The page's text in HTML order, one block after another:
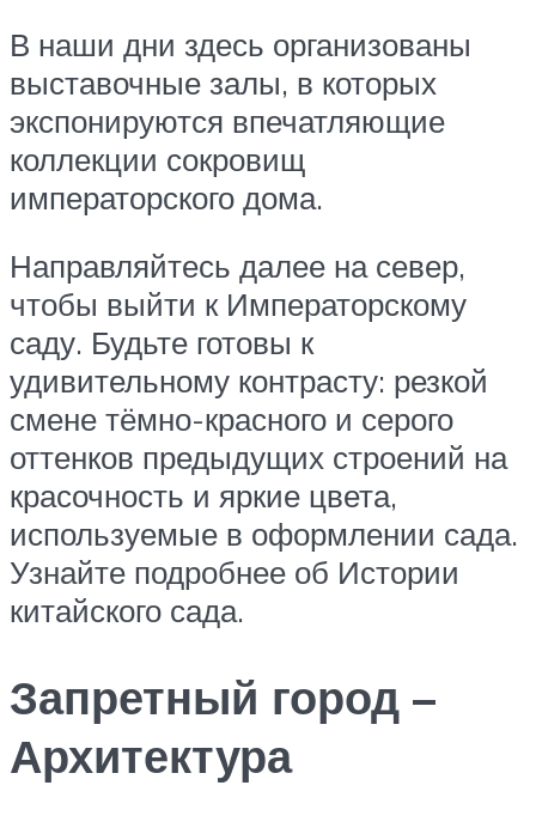
В наши дни здесь организованы
выставочные залы, в которых
экспонируются впечатляющие
коллекции сокровищ
императорского дома.
Направляйтесь далее на север,
чтобы выйти к Императорскому
саду. Будьте готовы к
удивительному контрасту: резкой
смене тёмно-красного и серого
оттенков предыдущих строений на
красочность и яркие цвета,
используемые в оформлении сада.
Узнайте подробнее об Истории
китайского сада.
Запретный город –
Архитектура